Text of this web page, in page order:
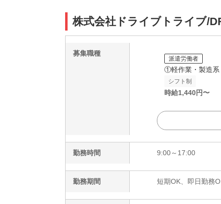
株式会社ドライブトライブ/
募集職種
派遣労働者
①軽作業・製造系
シフト制
時給1,440円〜
勤務時間 9:00～17:00
勤務期間 短期OK、即日勤務